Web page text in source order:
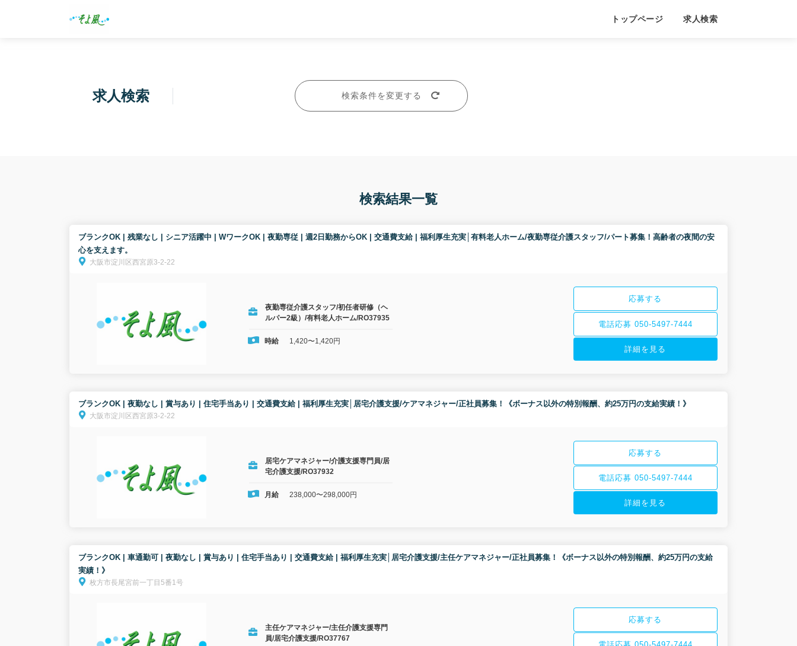
トップページ 求人検索
求人検索 検索条件を変更する
検索結果一覧
ブランクOK | 残業なし | シニア活躍中 | WワークOK | 夜勤専従 | 週2日勤務からOK | 交通費支給 | 福利厚生充実│有料老人ホーム/夜勤専従介護スタッフ/パート募集！高齢者の夜間の安
心を支えます。
大阪市淀川区西宮原3-2-22
夜勤専従介護スタッフ/初任者研修（ヘ
ルパー2級）/有料老人ホーム/RO37935
時給 1,420〜1,420円
応募する
電話応募 050-5497-7444
詳細を見る
ブランクOK | 夜勤なし | 賞与あり | 住宅手当あり | 交通費支給 | 福利厚生充実│居宅介護支援/ケアマネジャー/正社員募集！《ボーナス以外の特別報酬、約25万円の支給実績！》
大阪市淀川区西宮原3-2-22
居宅ケアマネジャー/介護支援専門員/居
宅介護支援/RO37932
月給 238,000〜298,000円
応募する
電話応募 050-5497-7444
詳細を見る
ブランクOK | 車通勤可 | 夜勤なし | 賞与あり | 住宅手当あり | 交通費支給 | 福利厚生充実│居宅介護支援/主任ケアマネジャー/正社員募集！《ボーナス以外の特別報酬、約25万円の支給
実績！》
枚方市長尾宮前一丁目5番1号
主任ケアマネジャー/主任介護支援専門
員/居宅介護支援/RO37767
応募する